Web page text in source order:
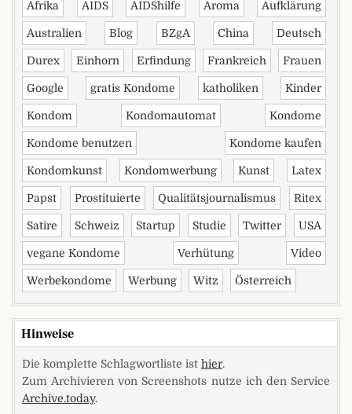
Afrika AIDS AIDShilfe Aroma Aufklärung
Australien Blog BZgA China Deutsch
Durex Einhorn Erfindung Frankreich Frauen
Google gratis Kondome katholiken Kinder
Kondom Kondomautomat Kondome
Kondome benutzen Kondome kaufen
Kondomkunst Kondomwerbung Kunst Latex
Papst Prostituierte Qualitätsjournalismus Ritex
Satire Schweiz Startup Studie Twitter USA
vegane Kondome Verhütung Video
Werbekondome Werbung Witz Österreich
Hinweise
Die komplette Schlagwortliste ist hier.
Zum Archivieren von Screenshots nutze ich den Service
Archive.today.